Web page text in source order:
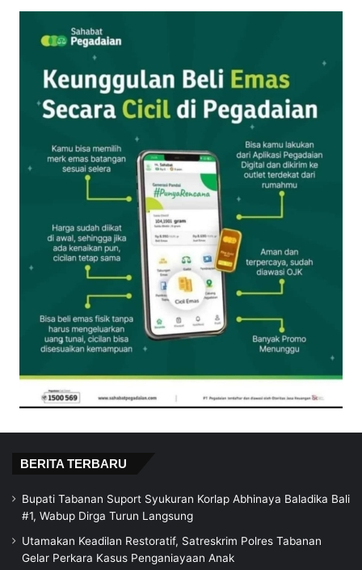
BERITA TERBARU
Bupati Tabanan Suport Syukuran Korlap Abhinaya Baladika Bali
#1, Wabup Dirga Turun Langsung
Utamakan Keadilan Restoratif, Satreskrim Polres Tabanan
Gelar Perkara Kasus Penganiayaan Anak